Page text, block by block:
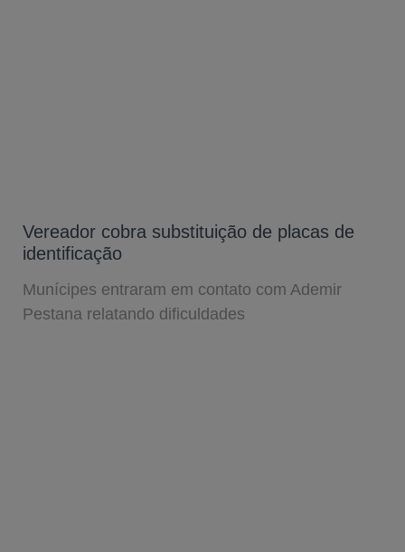
Vereador cobra substituição de placas de
identificação
Munícipes entraram em contato com Ademir
Pestana relatando dificuldades